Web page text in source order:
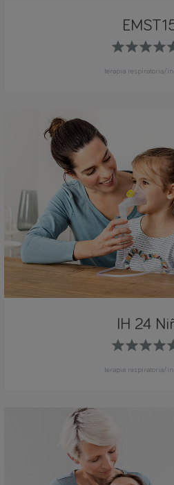
terapia respiratoria/
IH 24
terapia respiratoria/